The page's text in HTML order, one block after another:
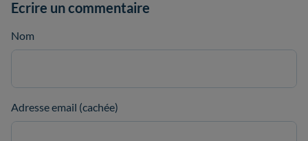
Ecrire un commentaire
Nom
Adresse email (cachée)